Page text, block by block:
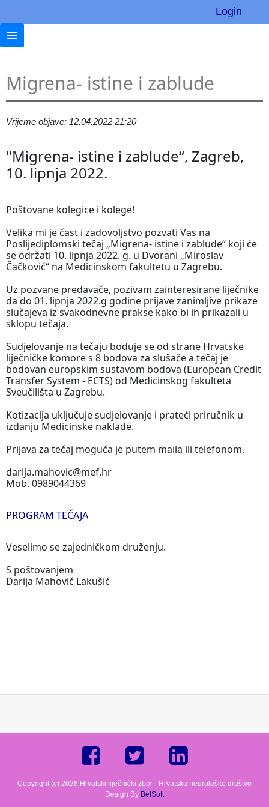
Login
Migrena- istine i zablude
Vrijeme objave: 12.04.2022 21:20
"Migrena- istine i zablude“, Zagreb,
10. lipnja 2022.
Poštovane kolegice i kolege!
Velika mi je čast i zadovoljstvo pozvati Vas na
Poslijediplomski tečaj „Migrena- istine i zablude“ koji će
se održati 10. lipnja 2022. g. u Dvorani „Miroslav
Čačković“ na Medicinskom fakultetu u Zagrebu.
Uz pozvane predavače, pozivam zainteresirane liječnike
da do 01. lipnja 2022.g godine prijave zanimljive prikaze
slučajeva iz svakodnevne prakse kako bi ih prikazali u
sklopu tečaja.
Sudjelovanje na tečaju boduje se od strane Hrvatske
liječničke komore s 8 bodova za slušače a tečaj je
bodovan europskim sustavom bodova (European Credit
Transfer System - ECTS) od Medicinskog fakulteta
Sveučilišta u Zagrebu.
Kotizacija uključuje sudjelovanje i prateći priručnik u
izdanju Medicinske naklade.
Prijava za tečaj moguća je putem maila ili telefonom.
darija.mahovic@mef.hr
Mob. 0989044369
PROGRAM TEČAJA
Veselimo se zajedničkom druženju.
S poštovanjem
Darija Mahović Lakušić
Copyright (c) 2026 Hrvatski liječnički zbor - Hrvatsko neurološko društvo
Design By BelSoft